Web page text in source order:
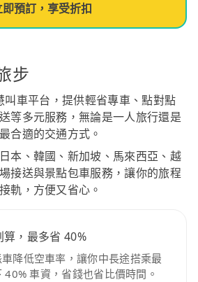
即預訂，享受折扣
步
車平台，提供輕省專車、點對點
等多元服務，無論是一人旅行還是
合適的交通方式。
本、韓國、新加坡、馬來西亞、越
接送與景點包車服務，讓你的旅程
軌，方便又省心。
算，最多省 40%
降低空車率，讓你中長途搭乘最
40% 車資，省錢也省比價時間。